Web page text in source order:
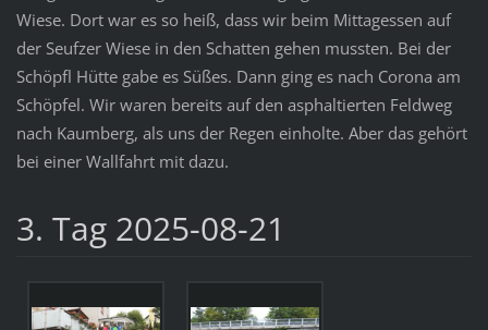
Wiese. Dort war es so heiß, dass wir beim Mittagessen auf
der Seufzer Wiese in den Schatten gehen mussten. Bei der
Schöpfl Hütte gabe es Süßes. Dann ging es nach Corona am
Schöpfel. Wir waren bereits auf den asphaltierten Feldweg
nach Kaumberg, als uns der Regen einholte. Aber das gehört
bei einer Wallfahrt mit dazu.
3. Tag 2025-08-21